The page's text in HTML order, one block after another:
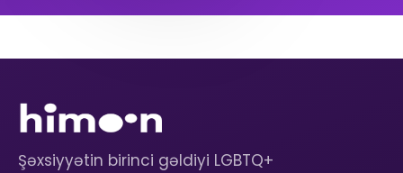
Şəxsiyyətin birinci gəldiyi LGBTQ+